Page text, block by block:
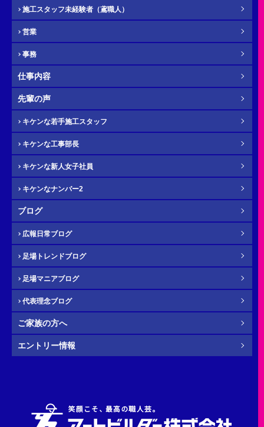
ふりがな
必須 電話番号（携帯）
必須 メール
必須 年齢
任意 その他・お問い合わせ内容
施工スタッフ未経験者（鳶職人）
営業
事務
仕事内容
先輩の声
キケンな若手施工スタッフ
キケンな工事部長
キケンな新人女子社員
キケンなナンバー2
ブログ
広報日常ブログ
足場トレンドブログ
足場マニアブログ
代表理念ブログ
ご家族の方へ
エントリー情報